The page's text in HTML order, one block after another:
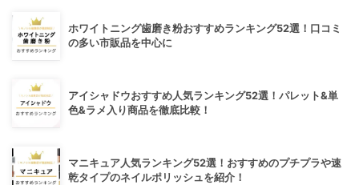
ホワイトニング歯磨き粉おすすめランキング52選！口コミ
の多い市販品を中心に
アイシャドウおすすめ人気ランキング52選！パレット&単
色&ラメ入り商品を徹底比較！
マニキュア人気ランキング52選！おすすめのプチプラや速
乾タイプのネイルポリッシュを紹介！